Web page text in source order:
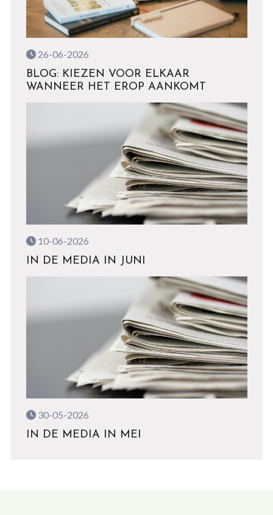
26-06-2026
BLOG: KIEZEN VOOR ELKAAR
WANNEER HET EROP AANKOMT
10-06-2026
IN DE MEDIA IN JUNI
30-05-2026
IN DE MEDIA IN MEI